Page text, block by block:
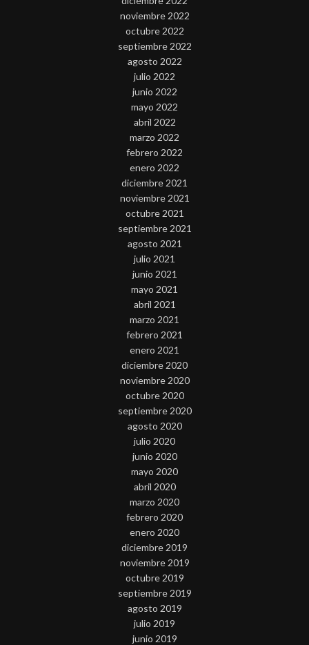
noviembre 2022
octubre 2022
septiembre 2022
agosto 2022
julio 2022
junio 2022
mayo 2022
abril 2022
marzo 2022
febrero 2022
enero 2022
diciembre 2021
noviembre 2021
octubre 2021
septiembre 2021
agosto 2021
julio 2021
junio 2021
mayo 2021
abril 2021
marzo 2021
febrero 2021
enero 2021
diciembre 2020
noviembre 2020
octubre 2020
septiembre 2020
agosto 2020
julio 2020
junio 2020
mayo 2020
abril 2020
marzo 2020
febrero 2020
enero 2020
diciembre 2019
noviembre 2019
octubre 2019
septiembre 2019
agosto 2019
julio 2019
junio 2019